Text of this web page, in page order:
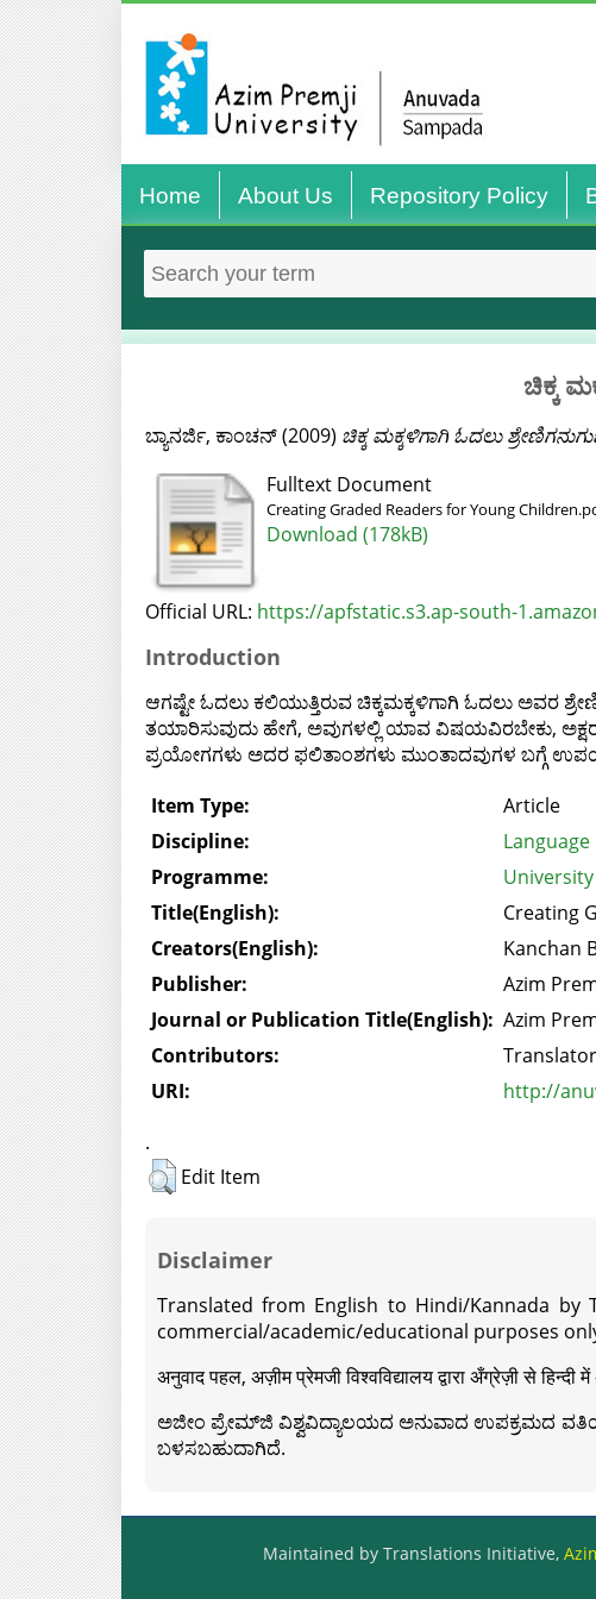
Home About Us Repository Policy
ಚಿಕ್ಕ
ಬ್ಯಾನರ್ಜಿ, ಕಾಂಚನ್(2009) ಚಿಕ್ಕ ಮಕ್ಕಳಿಗಾಗಿ ಓದಲು
Fulltext Document
Creating Graded Readers for Young
Download (178kB)
Official URL: https://apfstatic.s3.ap-south-
Introduction
ಆಗಷ್ಟೇ ಓದಲು ಕಲಿಯುತ್ತಿರುವ ಚಿಕ್ಕಮಕ್ಕಳಿಗಾಗಿ ಓದಲು ಅವರ
ತಯಾರಿಸುವುದು ಹೇಗೆ, ಅವುಗಳಲ್ಲಿ ಯಾವ ವಿಷಯವಿರಬೇಕು,
ಪ್ರಯೋಗಗಳು ಅದರ ಫಲಿತಾಂಶಗಳು ಮುಂತಾದವುಗಳ ಬಗ್ಗೆ
Item Type:
Article
Discipline:
Programme:
Title(English):
Creating
Creators(English):
Kanchan
Publisher:
Azim
Journal or Publication Title(English): Azim
Contributors:
URI:
http://
.
Edit Item
Disclaimer
Translated from English to Hindi/Kannada
commercial/academic/educational purposes
अनुवाद पहल, अज़ीम प्रेमजी विश्वविद्यालय द्वारा अँग्रेज़ी से
ಅಜೀಂ ಪ್ರೇಮ್‍ಜಿ ವಿಶ್ವವಿದ್ಯಾಲಯದ ಅನುವಾದ ಉಪಕ್ರಮದ
ಬಳಸಬಹುದಾಗಿದೆ.
Maintained by Translations Initiative,